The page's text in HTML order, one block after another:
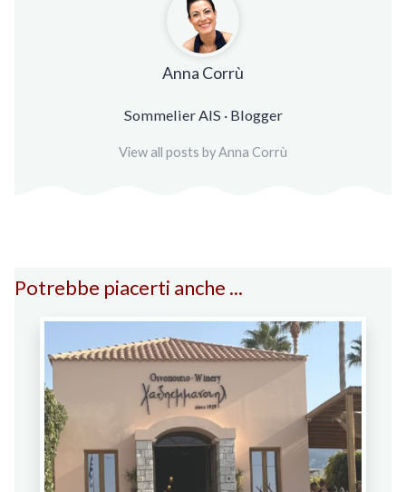
Anna Corrù
Sommelier AIS · Blogger
View all posts by Anna Corrù
Potrebbe piacerti anche ...